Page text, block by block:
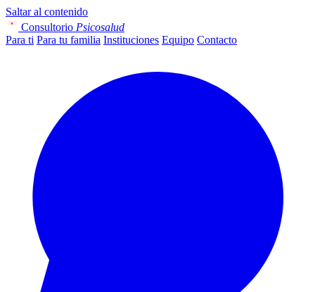
Saltar al contenido
Consultorio Psicosalud
Para ti Para tu familia Instituciones Equipo Contacto